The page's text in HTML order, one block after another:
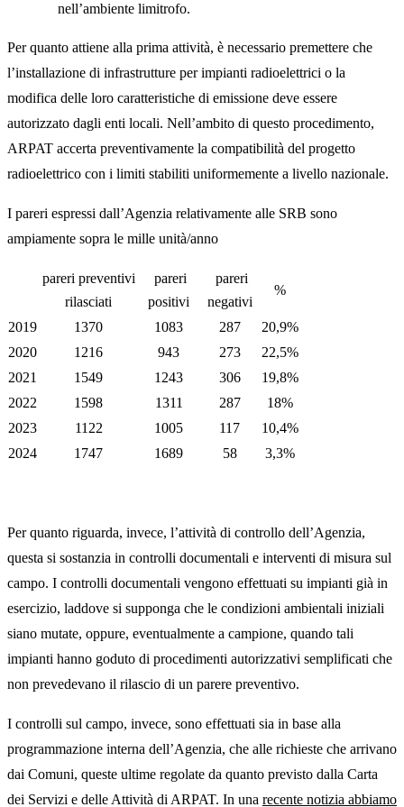
nell’ambiente limitrofo.
Per quanto attiene alla prima attività, è necessario premettere che
l’installazione di infrastrutture per impianti radioelettrici o la
modifica delle loro caratteristiche di emissione deve essere
autorizzato dagli enti locali. Nell’ambito di questo procedimento,
ARPAT accerta preventivamente la compatibilità del progetto
radioelettrico con i limiti stabiliti uniformemente a livello nazionale.
I pareri espressi dall’Agenzia relativamente alle SRB sono
ampiamente sopra le mille unità/anno
pareri preventivi
rilasciati
pareri
positivi
pareri
negativi
%
2019 1370 1083 287
20,9%
2020
1216 943 273
22,5%
2021
1549 1243 306
19,8%
2022
1598 1311 287
18%
2023
1122 1005 117
10,4%
2024
1747 1689 58 3,3%
Per quanto riguarda, invece, l’attività di controllo dell’Agenzia,
questa si sostanzia in controlli documentali e interventi di misura sul
campo. I controlli documentali vengono effettuati su impianti già in
esercizio, laddove si supponga che le condizioni ambientali iniziali
siano mutate, oppure, eventualmente a campione, quando tali
impianti hanno goduto di procedimenti autorizzativi semplificati che
non prevedevano il rilascio di un parere preventivo.
I controlli sul campo, invece, sono effettuati sia in base alla
programmazione interna dell’Agenzia, che alle richieste che arrivano
dai Comuni, queste ultime regolate da quanto previsto dalla Carta
dei Servizi e delle Attività di ARPAT. In una recente notizia abbiamo